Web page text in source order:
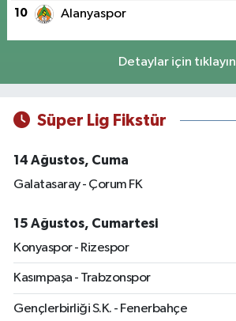
10 Alanyaspor
Detaylar için tıklayın
Süper Lig Fikstür
14 Ağustos, Cuma
Galatasaray - Çorum FK
15 Ağustos, Cumartesi
Konyaspor - Rizespor
Kasımpaşa - Trabzonspor
Gençlerbirliği S.K. - Fenerbahçe